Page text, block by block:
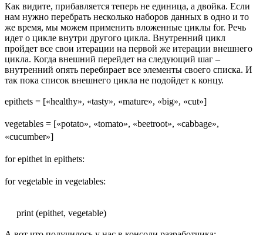
Как видите, прибавляется теперь не единица, а двойка. Если
нам нужно перебрать несколько наборов данных в одно и то
же время, мы можем применить вложенные циклы for. Речь
идет о цикле внутри другого цикла. Внутренний цикл
пройдет все свои итерации на первой же итерации внешнего
цикла. Когда внешний перейдет на следующий шаг –
внутренний опять перебирает все элементы своего списка. И
так пока список внешнего цикла не подойдет к концу.
epithets = [«healthy», «tasty», «mature», «big», «cut»]
vegetables = [«potato», «tomato», «beetroot», «cabbage»,
«cucumber»]
for epithet in epithets:
for vegetable in vegetables:
print (epithet, vegetable)